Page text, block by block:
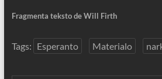
Fragmenta teksto de Will Firth
Tags: Esperanto Materialo